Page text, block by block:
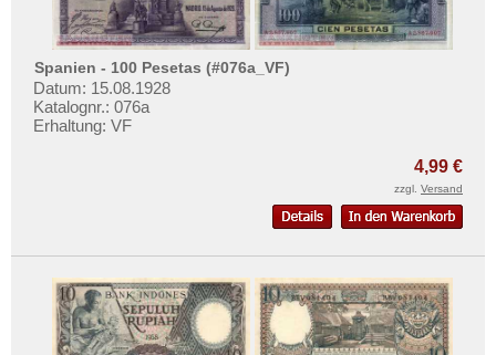
Spanien - 100 Pesetas (#076a_VF)
Datum: 15.08.1928
Katalognr.: 076a
Erhaltung: VF
4,99 €
zzgl. Versand